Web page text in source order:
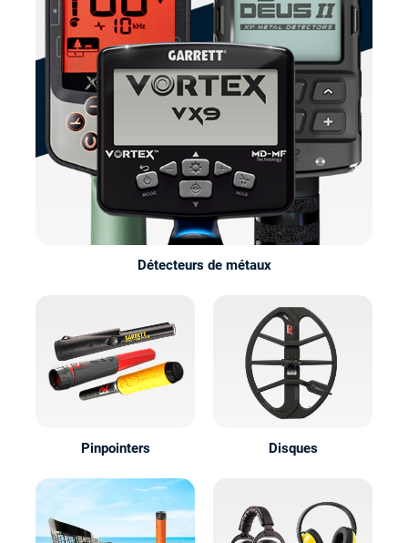
Détecteurs de métaux
Pinpointers Disques